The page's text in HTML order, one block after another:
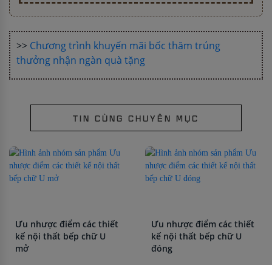
>> Chương trình khuyến mãi bốc thăm trúng
thưởng nhận ngàn quà tặng
TIN CÙNG CHUYÊN MỤC
Ưu nhược điểm các thiết
kế nội thất bếp chữ U
mở
Ưu nhược điểm các thiết
kế nội thất bếp chữ U
đóng